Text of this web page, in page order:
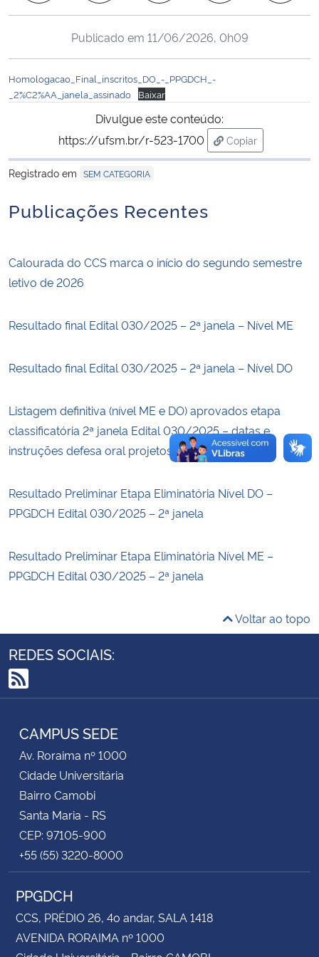
Ministério de Minas e Energia
Ministério da Ciência, Tecnologia, Inovações e Comunicações
Ministério do Meio Ambiente
Controladoria-Geral da União
Gabinete de Segurança Institucional
Publicado em 11/06/2026, 0h09
Homologacao_Final_inscritos_DO_-_PPGDCH_-
_2%C2%AA_janela_assinado
Baixar
Divulgue este conteúdo:
https://ufsm.br/r-523-1700
Copiar
para área de
Registrado em SEM CATEGORIA
Publicações Recentes
Calourada do CCS marca o início do segundo semestre
letivo de 2026
Resultado final Edital 030/2025 – 2ª janela – Nível ME
Resultado final Edital 030/2025 – 2ª janela – Nível DO
Listagem definitiva (nível ME e DO) aprovados etapa
classificatória 2ª janela Edital 030/2025 – datas e
instruções defesa oral projetos
Resultado Preliminar Etapa Eliminatória Nível DO –
PPGDCH Edital 030/2025 – 2ª janela
Resultado Preliminar Etapa Eliminatória Nível ME –
PPGDCH Edital 030/2025 – 2ª janela
Voltar ao topo
REDES SOCIAIS:
RSS
CAMPUS SEDE
Av. Roraima nº 1000
Cidade Universitária
Bairro Camobi
Santa Maria - RS
CEP: 97105-900
+55 (55) 3220-8000
PPGDCH
CCS, PRÉDIO 26, 4o andar, SALA 1418
AVENIDA RORAIMA nº 1000